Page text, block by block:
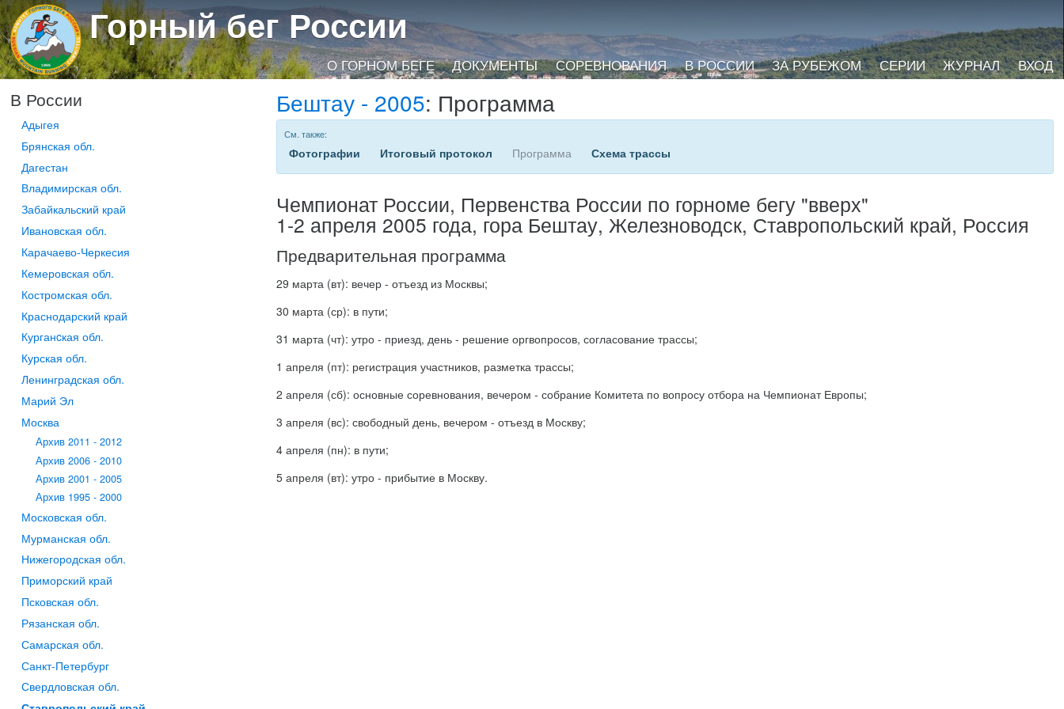
Горный бег России
О ГОРНОМ БЕГЕ ДОКУМЕНТЫ СОРЕВНОВАНИЯ В РОССИИ ЗА РУБЕЖОМ СЕРИИ ЖУРНАЛ ВХОД
В России
Адыгея
Брянская обл.
Дагестан
Владимирская обл.
Забайкальский край
Ивановская обл.
Карачаево-Черкесия
Кемеровская обл.
Костромская обл.
Краснодарский край
Курганcкая обл.
Курская обл.
Ленинградская обл.
Марий Эл
Москва
Архив 2011 - 2012
Архив 2006 - 2010
Архив 2001 - 2005
Архив 1995 - 2000
Московская обл.
Мурманская обл.
Нижегородская обл.
Приморский край
Псковская обл.
Рязанская обл.
Самарская обл.
Санкт-Петербург
Свердловская обл.
Бештау - 2005: Программа
См. также:
Фотографии Итоговый протокол Программа Схема трассы
Чемпионат России, Первенства России по горноме бегу "вверх"
1-2 апреля 2005 года, гора Бештау, Железноводск, Ставропольский край, Россия
Предварительная программа
29 марта (вт): вечер - отъезд из Москвы;
30 марта (ср): в пути;
31 марта (чт): утро - приезд, день - решение оргвопросов, согласование трассы;
1 апреля (пт): регистрация участников, разметка трассы;
2 апреля (сб): основные соревнования, вечером - собрание Комитета по вопросу отбора на Чемпионат Европы;
3 апреля (вс): свободный день, вечером - отъезд в Москву;
4 апреля (пн): в пути;
5 апреля (вт): утро - прибытие в Москву.